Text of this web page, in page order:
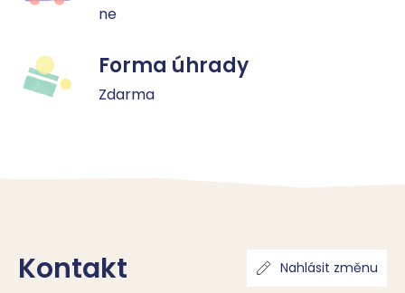
ne
Forma úhrady
Zdarma
Kontakt Nahlásit změnu